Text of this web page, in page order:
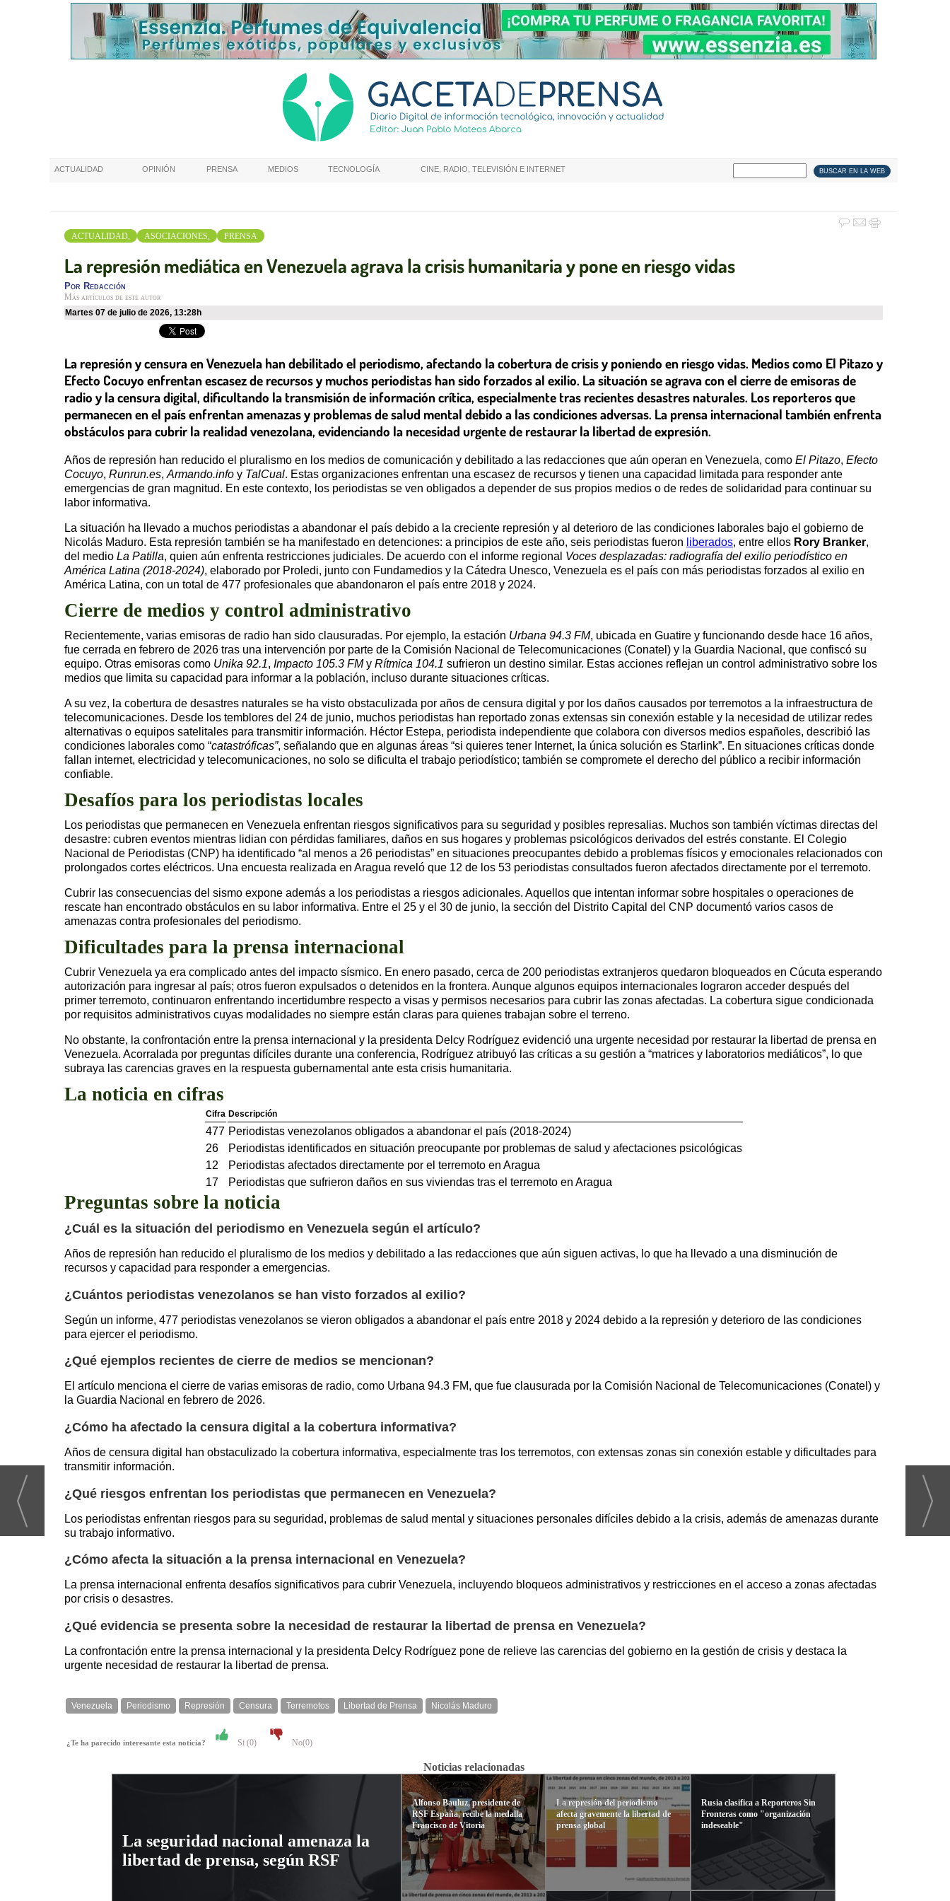
ACTUALIDAD OPINIÓN PRENSA MEDIOS TECNOLOGÍA CINE, RADIO, TELEVISIÓN E INTERNET
ACTUALIDAD, ASOCIACIONES, PRENSA
La represión mediática en Venezuela agrava la crisis humanitaria y pone en riesgo vidas
Por Redacción
Más artículos de este autor
martes 07 de julio de 2026, 13:28h
La represión y censura en Venezuela han debilitado el periodismo, afectando la cobertura de crisis y poniendo en riesgo vidas. Medios como El Pitazo y
Efecto Cocuyo enfrentan escasez de recursos y muchos periodistas han sido forzados al exilio. La situación se agrava con el cierre de emisoras de
radio y la censura digital, dificultando la transmisión de información crítica, especialmente tras recientes desastres naturales. Los reporteros que
permanecen en el país enfrentan amenazas y problemas de salud mental debido a las condiciones adversas. La prensa internacional también enfrenta
obstáculos para cubrir la realidad venezolana, evidenciando la necesidad urgente de restaurar la libertad de expresión.
Años de represión han reducido el pluralismo en los medios de comunicación y debilitado a las redacciones que aún operan en Venezuela, como El Pitazo, Efecto
Cocuyo, Runrun.es, Armando.info y TalCual. Estas organizaciones enfrentan una escasez de recursos y tienen una capacidad limitada para responder ante
emergencias de gran magnitud. En este contexto, los periodistas se ven obligados a depender de sus propios medios o de redes de solidaridad para continuar su
labor informativa.
La situación ha llevado a muchos periodistas a abandonar el país debido a la creciente represión y al deterioro de las condiciones laborales bajo el gobierno de
Nicolás Maduro. Esta represión también se ha manifestado en detenciones: a principios de este año, seis periodistas fueron liberados, entre ellos Rory Branker,
del medio La Patilla, quien aún enfrenta restricciones judiciales. De acuerdo con el informe regional Voces desplazadas: radiografía del exilio periodístico en
América Latina (2018-2024), elaborado por Proledi, junto con Fundamedios y la Cátedra Unesco, Venezuela es el país con más periodistas forzados al exilio en
América Latina, con un total de 477 profesionales que abandonaron el país entre 2018 y 2024.
Cierre de medios y control administrativo
Recientemente, varias emisoras de radio han sido clausuradas. Por ejemplo, la estación Urbana 94.3 FM, ubicada en Guatire y funcionando desde hace 16 años,
fue cerrada en febrero de 2026 tras una intervención por parte de la Comisión Nacional de Telecomunicaciones (Conatel) y la Guardia Nacional, que confiscó su
equipo. Otras emisoras como Unika 92.1, Impacto 105.3 FMy Rítmica 104.1 sufrieron un destino similar. Estas acciones reflejan un control administrativo sobre los
medios que limita su capacidad para informar a la población, incluso durante situaciones críticas.
A su vez, la cobertura de desastres naturales se ha visto obstaculizada por años de censura digital y por los daños causados por terremotos a la infraestructura de
telecomunicaciones. Desde los temblores del 24 de junio, muchos periodistas han reportado zonas extensas sin conexión estable y la necesidad de utilizar redes
alternativas o equipos satelitales para transmitir información. Héctor Estepa, periodista independiente que colabora con diversos medios españoles, describió las
condiciones laborales como “catastróficas”, señalando que en algunas áreas “si quieres tener Internet, la única solución es Starlink”. En situaciones críticas donde
fallan internet, electricidad y telecomunicaciones, no solo se dificulta el trabajo periodístico; también se compromete el derecho del público a recibir información
confiable.
Desafíos para los periodistas locales
Los periodistas que permanecen en Venezuela enfrentan riesgos significativos para su seguridad y posibles represalias. Muchos son también víctimas directas del
desastre: cubren eventos mientras lidian con pérdidas familiares, daños en sus hogares y problemas psicológicos derivados del estrés constante. El Colegio
Nacional de Periodistas (CNP) ha identificado “al menos a 26 periodistas” en situaciones preocupantes debido a problemas físicos y emocionales relacionados con
prolongados cortes eléctricos. Una encuesta realizada en Aragua reveló que 12 de los 53 periodistas consultados fueron afectados directamente por el terremoto.
Cubrir las consecuencias del sismo expone además a los periodistas a riesgos adicionales. Aquellos que intentan informar sobre hospitales o operaciones de
rescate han encontrado obstáculos en su labor informativa. Entre el 25 y el 30 de junio, la sección del Distrito Capital del CNP documentó varios casos de
amenazas contra profesionales del periodismo.
Dificultades para la prensa internacional
Cubrir Venezuela ya era complicado antes del impacto sísmico. En enero pasado, cerca de 200 periodistas extranjeros quedaron bloqueados en Cúcuta esperando
autorización para ingresar al país; otros fueron expulsados o detenidos en la frontera. Aunque algunos equipos internacionales lograron acceder después del
primer terremoto, continuaron enfrentando incertidumbre respecto a visas y permisos necesarios para cubrir las zonas afectadas. La cobertura sigue condicionada
por requisitos administrativos cuyas modalidades no siempre están claras para quienes trabajan sobre el terreno.
No obstante, la confrontación entre la prensa internacional y la presidenta Delcy Rodríguez evidenció una urgente necesidad por restaurar la libertad de prensa en
Venezuela. Acorralada por preguntas difíciles durante una conferencia, Rodríguez atribuyó las críticas a su gestión a “matrices y laboratorios mediáticos”, lo que
subraya las carencias graves en la respuesta gubernamental ante esta crisis humanitaria.
La noticia en cifras
Cifra Descripción
477 Periodistas venezolanos obligados a abandonar el país (2018-2024)
26
Periodistas identificados en situación preocupante por problemas de salud y afectaciones psicológicas
12
Periodistas afectados directamente por el terremoto en Aragua
17
Periodistas que sufrieron daños en sus viviendas tras el terremoto en Aragua
Preguntas sobre la noticia
¿Cuál es la situación del periodismo en Venezuela según el artículo?
Años de represión han reducido el pluralismo de los medios y debilitado a las redacciones que aún siguen activas, lo que ha llevado a una disminución de
recursos y capacidad para responder a emergencias.
¿Cuántos periodistas venezolanos se han visto forzados al exilio?
Según un informe, 477 periodistas venezolanos se vieron obligados a abandonar el país entre 2018 y 2024 debido a la represión y deterioro de las condiciones
para ejercer el periodismo.
¿Qué ejemplos recientes de cierre de medios se mencionan?
El artículo menciona el cierre de varias emisoras de radio, como Urbana 94.3 FM, que fue clausurada por la Comisión Nacional de Telecomunicaciones (Conatel) y
la Guardia Nacional en febrero de 2026.
¿Cómo ha afectado la censura digital a la cobertura informativa?
Años de censura digital han obstaculizado la cobertura informativa, especialmente tras los terremotos, con extensas zonas sin conexión estable y dificultades para
transmitir información.
¿Qué riesgos enfrentan los periodistas que permanecen en Venezuela?
Los periodistas enfrentan riesgos para su seguridad, problemas de salud mental y situaciones personales difíciles debido a la crisis, además de amenazas durante
su trabajo informativo.
¿Cómo afecta la situación a la prensa internacional en Venezuela?
La prensa internacional enfrenta desafíos significativos para cubrir Venezuela, incluyendo bloqueos administrativos y restricciones en el acceso a zonas afectadas
por crisis o desastres.
¿Qué evidencia se presenta sobre la necesidad de restaurar la libertad de prensa en Venezuela?
La confrontación entre la prensa internacional y la presidenta Delcy Rodríguez pone de relieve las carencias del gobierno en la gestión de crisis y destaca la
urgente necesidad de restaurar la libertad de prensa.
Venezuela Periodismo Represión Censura Terremotos Libertad de Prensa Nicolás Maduro
¿Te ha parecido interesante esta noticia? Si (0) No(0)
Noticias relacionadas
La seguridad nacional amenaza la
libertad de prensa, según RSF
Alfonso Bauluz, presidente de
RSF España, recibe la medalla
Francisco de Vitoria
La represión del periodismo
afecta gravemente la libertad de
prensa global
Rusia clasifica a Reporteros Sin
Fronteras como "organización
indeseable"